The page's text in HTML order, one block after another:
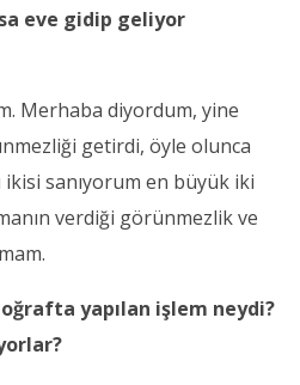
eve gidip geliyor
Merhaba diyordum, yine
getirdi, öyle olunca
ikisi sanıyorum en büyük iki
verdiği görünmezlik ve
yapılan işlem neydi?